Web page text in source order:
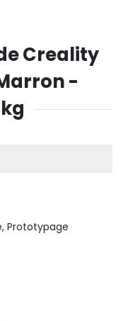
Creality
-
Prototypage